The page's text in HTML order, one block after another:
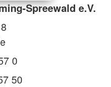
Spreewald e.V.
0
50